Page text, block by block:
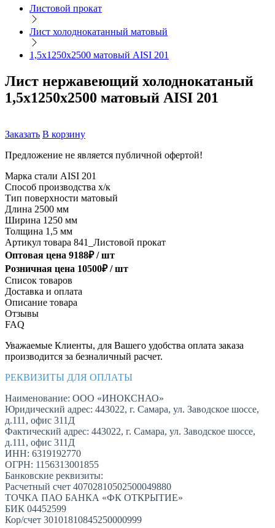
Листовой прокат
Лист холоднокатанный матовый
1,5х1250х2500 матовый AISI 201
Лист нержавеющий холоднокатаный
1,5х1250х2500 матовый AISI 201
Заказать В корзину
Предложение не является публичной офертой!
Марка стали AISI 201
Способ производства х/к
Тип поверхности матовый
Длина 2500 мм
Ширина 1250 мм
Толщина 1,5 мм
Артикул товара 841_Листовой прокат
Оптовая цена 9188₽ /шт
Розничная цена 10500₽ /шт
Список товаров
Доставка и оплата
Описание товара
Отзывы
FAQ
Уважаемые Клиенты, для Вашего удобства оплата заказа
производится за безналичный расчет.
РЕКВИЗИТЫ ДЛЯ ОПЛАТЫ
Наименование: ООО «ИНОКСНАО»
Юридический адрес: 443022, г. Самара, ул. Заводское шоссе,
д.111, офис 311Д
Фактический адрес: 443022, г. Самара, ул. Заводское шоссе,
д.111, офис 311Д
ИНН: 6319192770
ОГРН: 1156313001855
Банковские реквизиты:
Расчетный счет 40702810502500049880
ТОЧКА ПАО БАНКА «ФК ОТКРЫТИЕ»
БИК 04452599
Кор/счет 30101810845250000999